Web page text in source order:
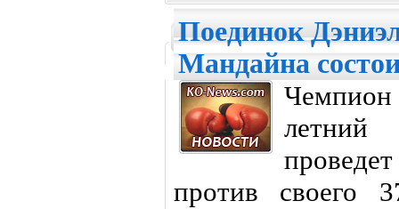
Поединок
Мандайна
летний
против своего